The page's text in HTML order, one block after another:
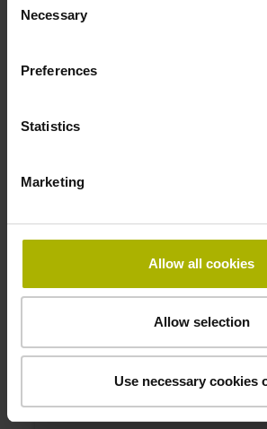
Selection
Necessary
Preferences
Statistics
Marketing
Allow all cookies
Allow selection
Use necessary cookies
Messschritt 1:
1331744-21
0MS14-LY .. .. 01 .. AE 1
Teilungsperiode: